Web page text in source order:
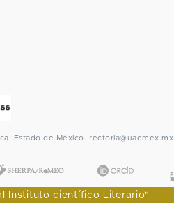
Estado de México. rectoria@uaemex.mx
Instituto científico Literario"